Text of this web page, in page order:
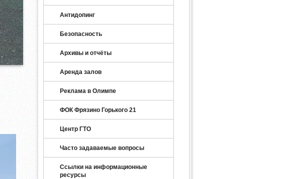
Антидопинг
Безопасность
Архивы и отчёты
Аренда залов
Реклама в Олимпе
ФОК Фрязино Горького 21
Центр ГТО
Часто задаваемые вопросы
Ссылки на информационные
ресурсы